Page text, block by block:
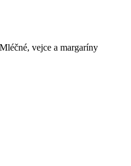
Mléčné, vejce a margaríny